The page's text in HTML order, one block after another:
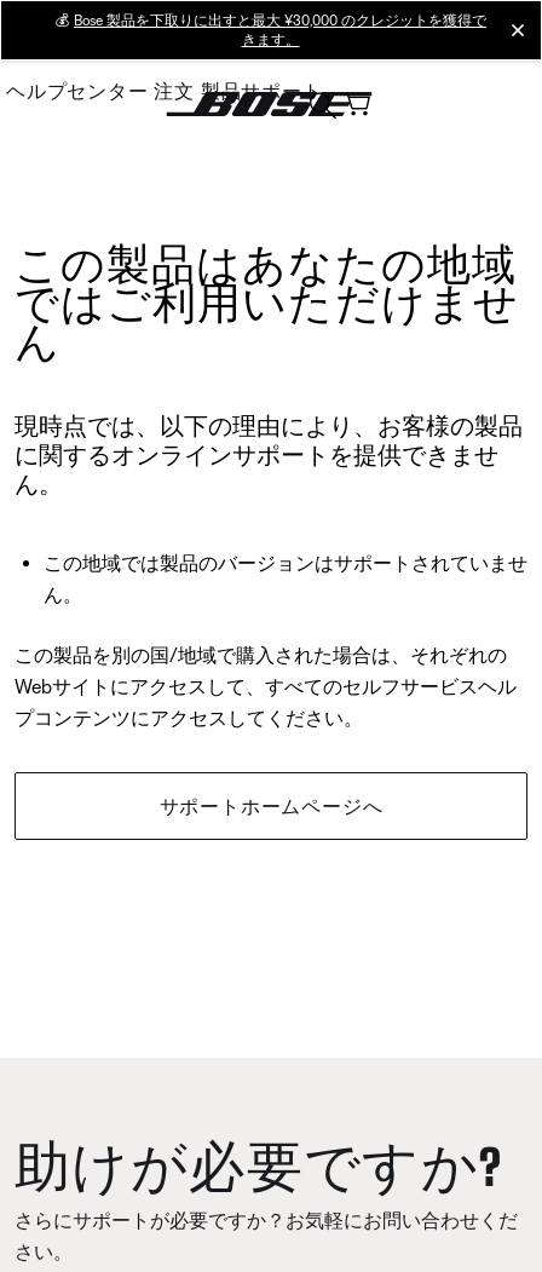
Main
💰 Bose 製品を下取りに出すと最大 ¥30,000 のクレジットを獲得で
きます。
ヘルプセンター 注文 製品サポート
この製品はあなたの地域
ではご利用いただけませ
ん
現時点では、以下の理由により、お客様の製品
に関するオンラインサポートを提供できませ
ん。
この地域では製品のバージョンはサポートされていませ
ん。
この製品を別の国/地域で購入された場合は、それぞれの
Webサイトにアクセスして、すべてのセルフサービスヘル
プコンテンツにアクセスしてください。
サポートホームページへ
助けが必要ですか?
さらにサポートが必要ですか？お気軽にお問い合わせくだ
さい。